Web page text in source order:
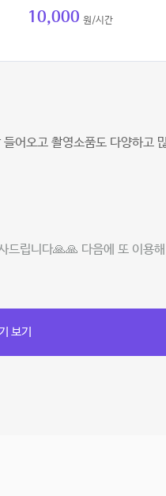
10,000 원/시간
들어오고 촬영소품도 다양하
드립니다🙏🙏 다음에 또 이용
보기